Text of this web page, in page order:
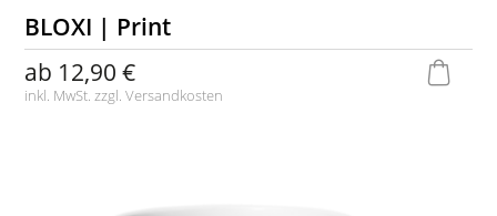
BLOXI | Print
ab 12,90 €
inkl. MwSt. zzgl.Versandkosten